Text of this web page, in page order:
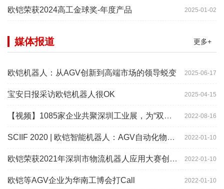
2025-01-02
欧铠荣获2024高工金球奖-年度产品
更多+
媒体报道
2025-06-17
欧铠机器人：从AGV创新到高端市场的领导蜕变
2025-04-15
宝安日报采访欧铠机器人很OK
2022-08-16
【视频】1085家企业共聚深圳工业展，为“双链”畅通堵点、卡点
2022-01-10
SCIIF 2020 | 欧铠智能机器人：AGV自动化物流设备及系统
2022-01-10
欧铠荣获2021年深圳市物流机器人应用大赛创新项目奖
2022-01-10
欧铠等AGV企业为华南工博会打Call